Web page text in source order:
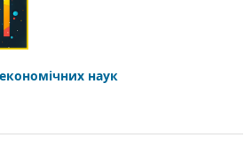
наук